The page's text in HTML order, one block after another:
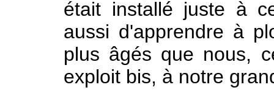
était installé juste à
aussi d'apprendre à
plus âgés que nous,
exploit bis, à notre